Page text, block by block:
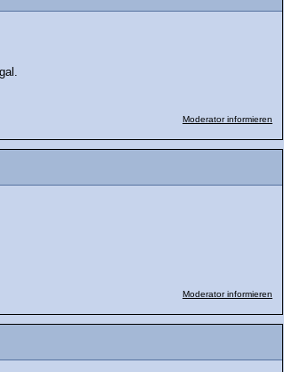
Moderator informieren
Moderator informieren